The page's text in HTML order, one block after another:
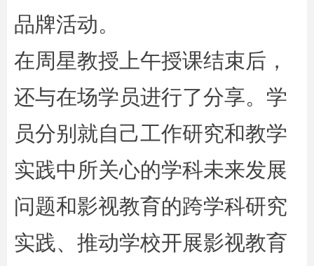
品牌活动。
在周星教授上午授课结束后，
还与在场学员进行了分享。学
员分别就自己工作研究和教学
实践中所关心的学科未来发展
问题和影视教育的跨学科研究
实践、推动学校开展影视教育